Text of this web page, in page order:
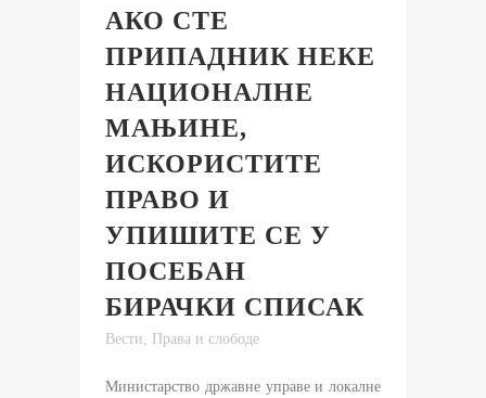
АКО СТЕ
ПРИПАДНИК НЕКЕ
НАЦИОНАЛНЕ
МАЊИНЕ,
ИСКОРИСТИТЕ
ПРАВО И
УПИШИТЕ СЕ У
ПОСЕБАН
БИРАЧКИ СПИСАК
Вести Права и слободе
Министарство државне управе и локалне